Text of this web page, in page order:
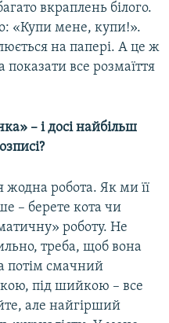
вкраплень білого.
«Купи мене, купи!».
на папері. А це ж
все розмаїття
– і досі найбільш
жодна робота. Як ми її
– берете кота чи
роботу. Не
треба, щоб вона
потім смачний
під шийкою – все
але найгірший